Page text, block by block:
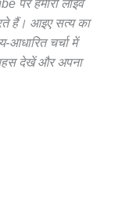
पर हमारी लाइव
हैं। आइए सत्य का
आधारित चर्चा में
देखें और अपना